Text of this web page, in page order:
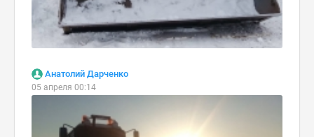
Анатолий Дарченко
05 апреля 00:14